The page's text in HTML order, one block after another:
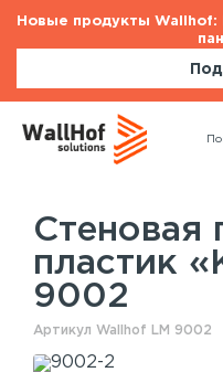
Новые продукты Wallhof:
Стеновые панели
Шпонированные
Акустические панели
Панели с
Услуги
Монтаж
Назад
Стеновая
пластик
9002
Артикул Wallhof LM 9002